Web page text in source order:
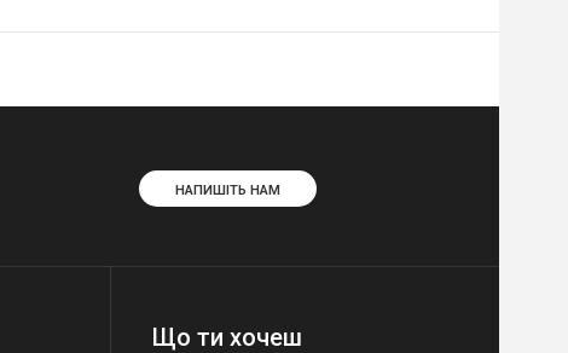
НАПИШІТЬ НАМ
Що ти хочеш